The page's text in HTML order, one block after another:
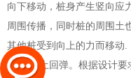
向下移动，桩身产生竖向应
周围传播，同时桩的周围土
其他桩受到向上的力而移动.
(3)土回弹。根据设计要